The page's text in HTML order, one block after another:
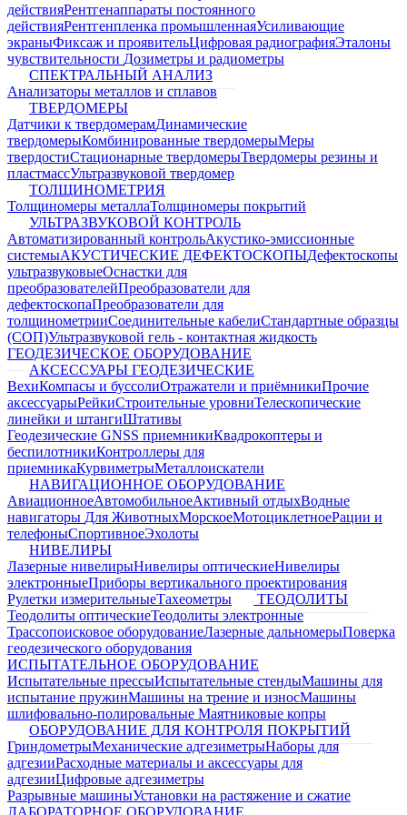
действияРентгенаппараты постоянного
действияРентгенпленка промышленнаяУсиливающие
экраныФиксаж и проявительЦифровая радиографияЭталоны
чувствительности Дозиметры и радиометры
СПЕКТРАЛЬНЫЙ АНАЛИЗ
Анализаторы металлов и сплавов
ТВЕРДОМЕРЫ
Датчики к твердомерамДинамические
твердомерыКомбинированные твердомерыМеры
твердостиСтационарные твердомерыТвердомеры резины и
пластмассУльтразвуковой твердомер
ТОЛЩИНОМЕТРИЯ
Толщиномеры металлаТолщиномеры покрытий
УЛЬТРАЗВУКОВОЙ КОНТРОЛЬ
Автоматизированный контрольАкустико-эмиссионные
системыАКУСТИЧЕСКИЕ ДЕФЕКТОСКОПЫДефектоскопы
ультразвуковыеОснастки для
преобразователейПреобразователи для
дефектоскопаПреобразователи для
толщинометрииСоединительные кабелиСтандартные образцы
(СОП)Ультразвуковой гель - контактная жидкость
ГЕОДЕЗИЧЕСКОЕ ОБОРУДОВАНИЕ
АКСЕССУАРЫ ГЕОДЕЗИЧЕСКИЕ
ВехиКомпасы и буссолиОтражатели и приёмникиПрочие
аксессуарыРейкиСтроительные уровниТелескопические
линейки и штангиШтативы
Геодезические GNSS приемникиКвадрокоптеры и
беспилотникиКонтроллеры для
приемникаКурвиметрыМеталлоискатели
НАВИГАЦИОННОЕ ОБОРУДОВАНИЕ
АвиационноеАвтомобильноеАктивный отдыхВодные
навигаторы Для ЖивотныхМорскоеМотоциклетноеРации и
телефоныСпортивноеЭхолоты
НИВЕЛИРЫ
Лазерные нивелирыНивелиры оптическиеНивелиры
электронныеПриборы вертикального проектирования
Рулетки измерительныеТахеометры
ТЕОДОЛИТЫ
Теодолиты оптическиеТеодолиты электронные
Трассопоисковое оборудованиеЛазерные дальномерыПоверка
геодезического оборудования
ИСПЫТАТЕЛЬНОЕ ОБОРУДОВАНИЕ
Испытательные прессыИспытательные стендыМашины для
испытание пружинМашины на трение и износМашины
шлифовально-полировальные Маятниковые копры
ОБОРУДОВАНИЕ ДЛЯ КОНТРОЛЯ ПОКРЫТИЙ
ГриндометрыМеханические адгезиметрыНаборы для
адгезииРасходные материалы и аксессуары для
адгезииЦифровые адгезиметры
Разрывные машиныУстановки на растяжение и сжатие
ЛАБОРАТОРНОЕ ОБОРУДОВАНИЕ